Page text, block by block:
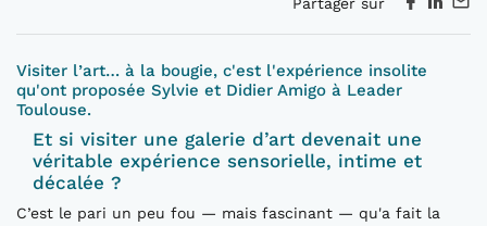
Visiter l’art… à la bougie, c'est l'expérience insolite
qu'ont proposée Sylvie et Didier Amigo à Leader
Toulouse.
Et si visiter une galerie d’art devenait une
véritable expérience sensorielle, intime et
décalée ?
C’est le pari un peu fou — mais fascinant — qu'a fait la